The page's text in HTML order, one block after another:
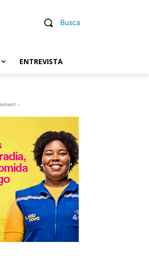
Busca
ENTREVISTA
-